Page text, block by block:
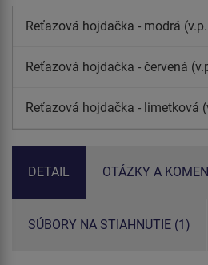
Reťazová hojdačka - modrá
Reťazová hojdačka - červená
Reťazová hojdačka - limetková
DETAIL OTÁZKY A
SÚBORY NA STIAHNUTIE (1)